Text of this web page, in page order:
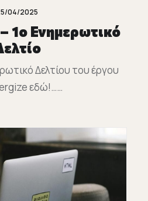
04/2025
1ο Ενημερωτικό
Δελτίου του έργου
εδώ!……